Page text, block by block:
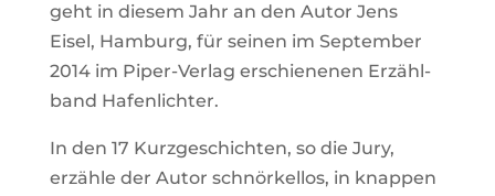
geht in diesem Jahr an den Autor Jens
Eisel, Ham­burg, für seinen im Sep­tember
2014 im Piper-Verlag erschie­nenen Erzähl­
band Hafenlichter.
In den 17 Kurz­ge­schichten, so die Jury,
erzähle der Autor schnör­kellos, in knappen